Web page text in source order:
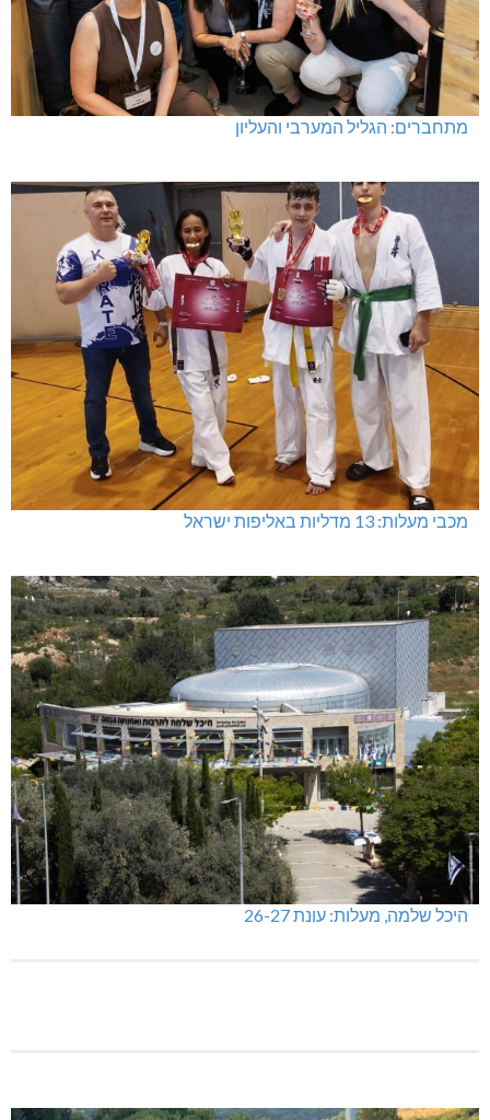
מתחברים: הגליל המערבי והעליון
מכבי מעלות: 13 מדליות באליפות ישראל
היכל שלמה, מעלות: עונת 26-27